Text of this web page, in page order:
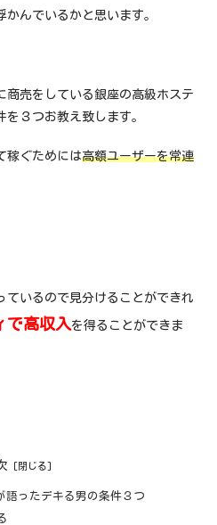
んでいるかと思います。
商売をしている銀座の高級ホステ
３つお教え致します。
稼ぐためには高額ユーザーを常連
ているので見分けることができれ
で高収入を得ることができま
語ったデキる男の条件３つ